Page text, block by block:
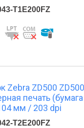
T1E200FZ
Zebra ZD500
печать
мм / 203 dpi
T2E200FZ